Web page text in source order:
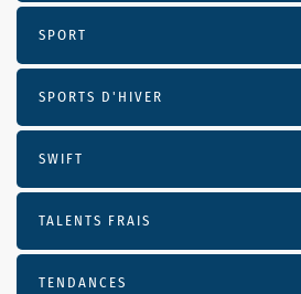
SPORT
SPORTS D'HIVER
SWIFT
TALENTS FRAIS
TENDANCES